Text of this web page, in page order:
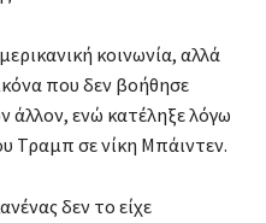
κοινωνία, αλλά
που δεν βοήθησε
άλλον, ενώ κατέληξε λόγω
Τραμπ σε νίκη Μπάιντεν.
δεν το είχε